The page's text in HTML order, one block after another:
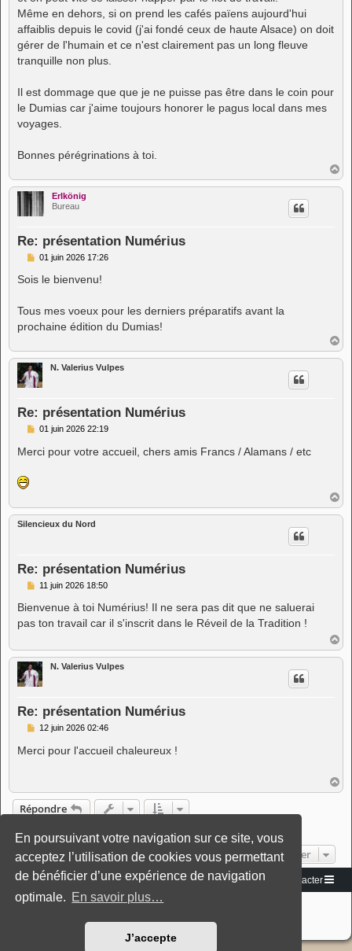
En poursuivant votre navigation sur ce site, vous
acceptez l’utilisation de cookies vous permettant
de bénéficier d’une expérience de navigation
optimale. En savoir plus…
J’accepte
Même en dehors, si on prend les cafés païens aujourd'hui
affaiblis depuis le covid (j'ai fondé ceux de haute Alsace) on doit
gérer de l'humain et ce n'est clairement pas un long fleuve
tranquille non plus.
Il est dommage que que je ne puisse pas être dans le coin pour
le Dumias car j'aime toujours honorer le pagus local dans mes
voyages.
Bonnes pérégrinations à toi.
a
u
Erlkönig
Bureau
Re: présentation Numérius
M
s
g
e
01 juin 2026 17:26
Sois le bienvenu!
Tous mes voeux pour les derniers préparatifs avant la
prochaine édition du Dumias!
a
u
N. Valerius Vulpes
Re: présentation Numérius
M
s
s
01 juin 2026 22:19
Merci pour votre accueil, chers amis Francs / Alamans / etc
a
u
Silencieux du Nord
Re: présentation Numérius
M
s
a
11 juin 2026 18:50
Bienvenue à toi Numérius! Il ne sera pas dit que ne saluerai
pas ton travail car il s'inscrit dans le Réveil de la Tradition !
a
u
N. Valerius Vulpes
Re: présentation Numérius
M
s
s
12 juin 2026 02:46
Merci pour l'accueil chaleureux !
a
Répondre
Aller
Vers le site Accueil du forum Nous contacter
Développé parphpBB® Forum Software © phpBB Limited
Style: Black-Silver-Split by Joyce&LunaphpBB-Style-Design